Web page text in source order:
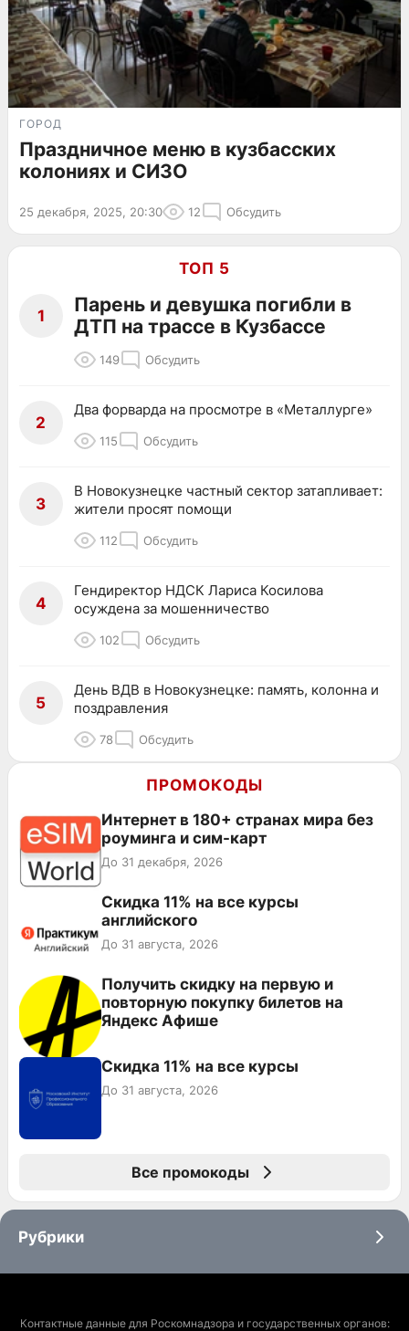
ГОРОД
Праздничное меню в кузбасских
колониях и СИЗО
25 декабря, 2025, 20:30 12 Обсудить
ТОП 5
1
Парень и девушка погибли в
ДТП на трассе в Кузбассе
149 Обсудить
2
Два форварда на просмотре в «Металлурге»
115 Обсудить
3
В Новокузнецке частный сектор затапливает:
жители просят помощи
112 Обсудить
4
Гендиректор НДСК Лариса Косилова
осуждена за мошенничество
102 Обсудить
5
День ВДВ в Новокузнецке: память, колонна и
поздравления
78 Обсудить
ПРОМОКОДЫ
Интернет в 180+ странах мира без
роуминга и сим-карт
До 31 декабря, 2026
Скидка 11% на все курсы
английского
До 31 августа, 2026
Получить скидку на первую и
повторную покупку билетов на
Яндекс Афише
Скидка 11% на все курсы
До 31 августа, 2026
Все промокоды
Рубрики
Контактные данные для Роскомнадзора и государственных органов: